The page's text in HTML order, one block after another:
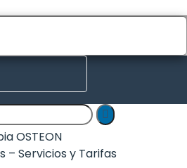
OSTEON
– Servicios y Tarifas